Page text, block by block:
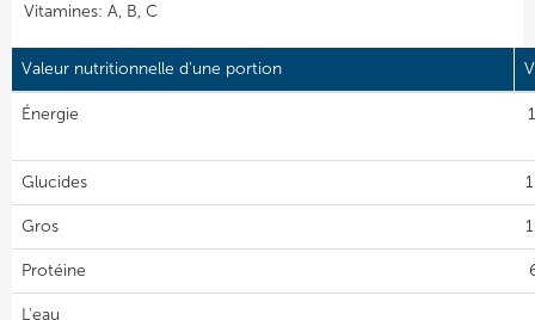
Vitamines: A, B, C
Valeur nutritionnelle d'une portion
Énergie
Glucides
Gros
Protéine
L'eau